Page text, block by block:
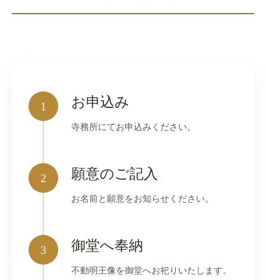
1 お申込み
寺務所にてお申込みください。
2 願意のご記入
お名前と願意をお知らせください。
3 御堂へ奉納
不動明王像を御堂へお祀りいたします。